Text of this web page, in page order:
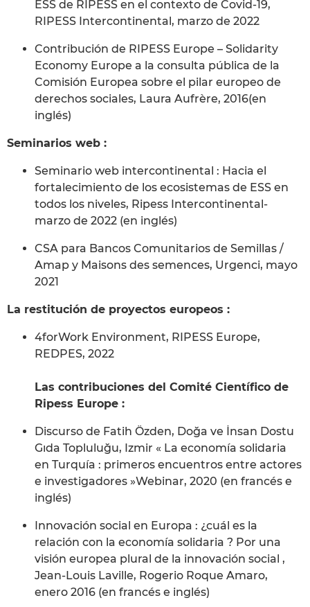
ESS de RIPESS en el contexto de Covid-19,
RIPESS Intercontinental, marzo de 2022
Contribución de RIPESS Europe – Solidarity
Economy Europe a la consulta pública de la
Comisión Europea sobre el pilar europeo de
derechos sociales, Laura Aufrère, 2016(en
inglés)
Seminarios web :
Seminario web intercontinental : Hacia el
fortalecimiento de los ecosistemas de ESS en
todos los niveles, Ripess Intercontinental-
marzo de 2022 (en inglés)
CSA para Bancos Comunitarios de Semillas /
Amap y Maisons des semences, Urgenci, mayo
2021
La restitución de proyectos europeos :
4forWork Environment, RIPESS Europe,
REDPES, 2022
Las contribuciones del Comité Científico de
Ripess Europe :
Discurso de Fatih Özden, Doğa ve İnsan Dostu
Gıda Topluluğu, Izmir « La economía solidaria
en Turquía : primeros encuentros entre actores
e investigadores »Webinar, 2020 (en francés e
inglés)
Innovación social en Europa : ¿cuál es la
relación con la economía solidaria ? Por una
visión europea plural de la innovación social ,
Jean-Louis Laville, Rogerio Roque Amaro,
enero 2016 (en francés e inglés)